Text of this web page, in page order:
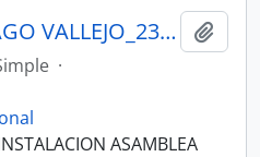
001_OFICIO SANTIAGO VALLEJO_23-04-25 SESION DEL PLENO S/N INSTALACION ASAMBLEA NACIONAL 2025-2027
·
ASAMBLEA